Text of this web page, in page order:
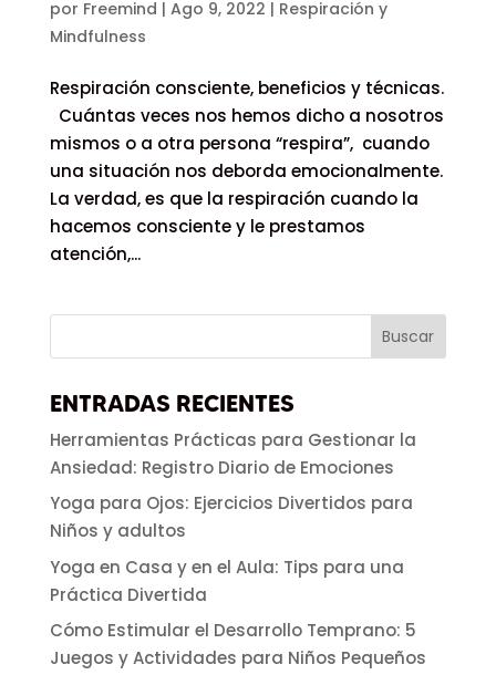
por Freemind | Ago 9, 2022 | Respiración y
Mindfulness
Respiración consciente, beneficios y técnicas.
Cuántas veces nos hemos dicho a nosotros
mismos o a otra persona “respira”, cuando
una situación nos deborda emocionalmente.
La verdad, es que la respiración cuando la
hacemos consciente y le prestamos
atención,...
ENTRADAS RECIENTES
Herramientas Prácticas para Gestionar la
Ansiedad: Registro Diario de Emociones
Yoga para Ojos: Ejercicios Divertidos para
Niños y adultos
Yoga en Casa y en el Aula: Tips para una
Práctica Divertida
Cómo Estimular el Desarrollo Temprano: 5
Juegos y Actividades para Niños Pequeños